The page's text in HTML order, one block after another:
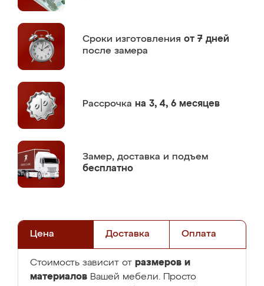
Сроки изготовления от 7 дней
после замера
Рассрочка на 3, 4, 6 месяцев
Замер, доставка и подъем
бесплатно
Цена Доставка Оплата
Стоимость зависит от размеров и
материалов Вашей мебели. Просто